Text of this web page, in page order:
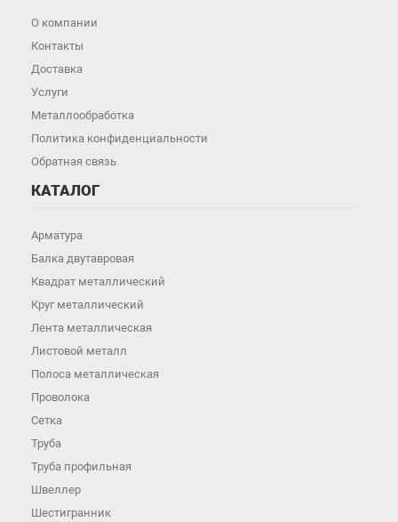
О компании
Контакты
Доставка
Услуги
Металлообработка
Политика конфиденциальности
Обратная связь
КАТАЛОГ
Арматура
Балка двутавровая
Квадрат металлический
Круг металлический
Лента металлическая
Листовой металл
Полоса металлическая
Проволока
Сетка
Труба
Труба профильная
Швеллер
Шестигранник